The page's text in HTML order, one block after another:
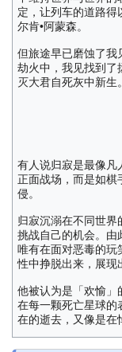
定，让列车的道路得
尔肯•阿蒙森。
但旅途早已磨蚀了我
劫火中，我见找到了
灭大君自死灰中新生。
有人说归寂是最像凡
正面战场，而是如棋
侵。
归寂沉溺在不同世界
挑战自己的机会。由
唯有在面对恶毒的玩
性中挣脱出来，展现
他被认为是「欢愉」
在每一颗死亡星球的
在的逝去，又像是在